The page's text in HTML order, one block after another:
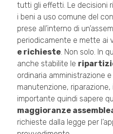
tutti gli effetti. Le decisioni
i beni a uso comune del
prese all’interno di
periodicamente e mette ai
e richieste. Non solo. In
anche stabilite le
ordinaria amministrazione
manutenzione, riparazione,
importante quindi sapere
maggioranze
richieste dalla legge per